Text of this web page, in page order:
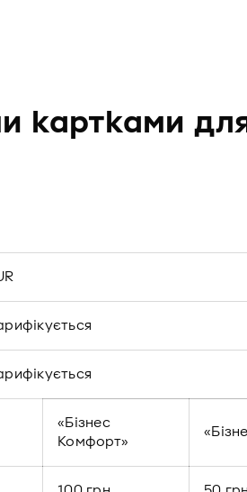
картками
«Бізнес
Комфорт»